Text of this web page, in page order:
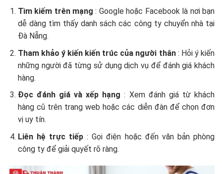
Tìm kiếm trên mạng : Google hoặc Facebook là nơi bạn
dễ dàng tìm thấy danh sách các công ty chuyển nhà tại
Đà Nẵng.
Tham khảo ý kiến ​​kiến ​​trúc của người thân: Hỏi ý kiến
​​những người đã từng sử dụng dịch vụ để đánh giá khách
hàng.
Đọc đánh giá và xếp hạng : Xem đánh giá từ khách
hàng cũ trên trang web hoặc các diễn đàn để chọn đơn
vị uy tín.
Liên hệ trực tiếp : Gọi điện hoặc đến văn bản phòng
công ty để giải quyết rõ ràng.